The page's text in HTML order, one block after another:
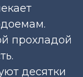
прохладой
десятки